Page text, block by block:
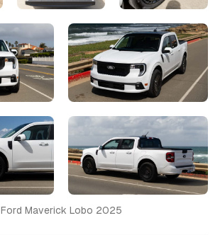
Ford Maverick Lobo 2025